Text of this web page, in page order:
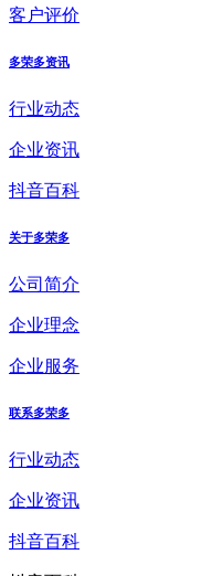
客户评价
多荣多资讯
行业动态
企业资讯
抖音百科
关于多荣多
公司简介
企业理念
企业服务
联系多荣多
行业动态
企业资讯
抖音百科